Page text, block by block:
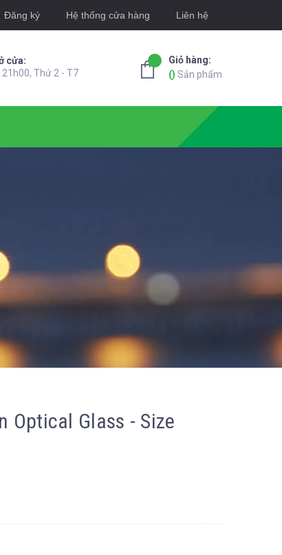
Đăng ký Hệ thống cửa hàng Liên hệ
cửa:
21h00, Thứ 2 - T7
Giỏ hàng:
() Sản phẩm
Optical Glass - Size